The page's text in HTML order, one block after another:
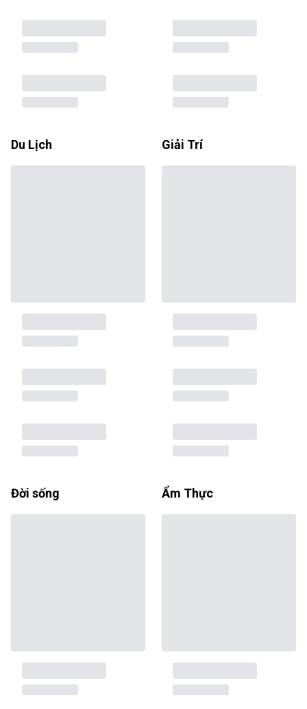
Du Lịch Giải Trí
Đời sống Ẩm Thực